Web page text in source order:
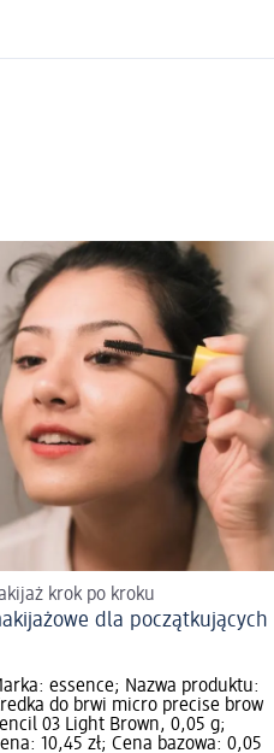
krok po kroku
dla początkujących
essence; Nazwa produktu:
do brwi micro precise brow
03 Light Brown, 0,05 g;
10,45 zł; Cena bazowa: 0,05